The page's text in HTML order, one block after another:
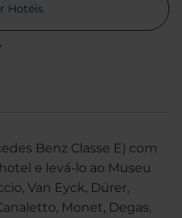
Hotéis
Benz Classe E) com
e levá-lo ao Museu
Van Eyck, Dürer,
Monet, Degas,